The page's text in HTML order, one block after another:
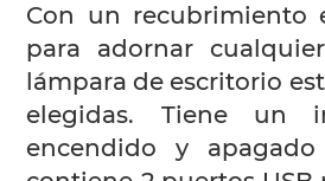
Con un recubrimiento
para adornar
lámpara de escritorio
elegidas. Tiene un
encendido y